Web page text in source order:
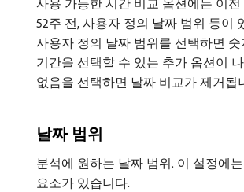
사용 가능한 시간 비교 옵션에는 이전
52주 전, 사용자 정의 날짜 범위 등이
사용자 정의 날짜 범위를 선택하면
기간을 선택할 수 있는 추가 옵션이
없음을 선택하면 날짜 비교가 제거됩
날짜 범위
분석에 원하는 날짜 범위. 이 설정에
요소가 있습니다.